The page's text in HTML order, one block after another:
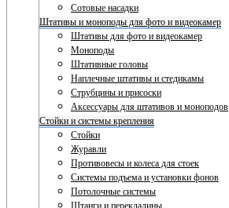
Сотовые насадки
Штативы и моноподы для фото и видеокамер
Штативы для фото и видеокамер
Моноподы
Штативные головы
Наплечные штативы и стедикамы
Струбцины и присоски
Аксессуары для штативов и моноподов
Стойки и системы крепления
Стойки
Журавли
Противовесы и колеса для стоек
Системы подъема и установки фонов
Потолочные системы
Штанги и перекладины